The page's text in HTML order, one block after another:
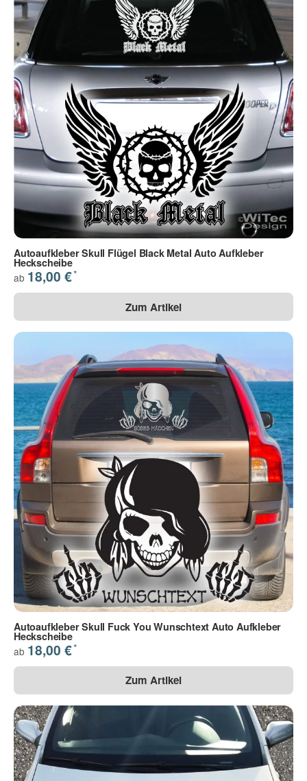
Autoaufkleber Skull Flügel Black Metal Auto Aufkleber
Heckscheibe
ab 18,00 €*
Zum Artikel
Autoaufkleber Skull Fuck You Wunschtext Auto Aufkleber
Heckscheibe
ab 18,00 €*
Zum Artikel